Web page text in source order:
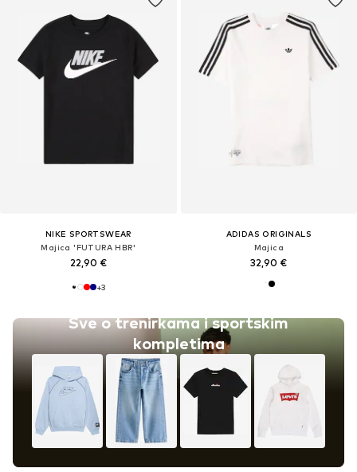
NIKE SPORTSWEAR
Majica 'FUTURA HBR'
22,90 €
+3
Sve o trenirkama i sportskim
kompletima
ADIDAS ORIGINALS
Majica
32,90 €